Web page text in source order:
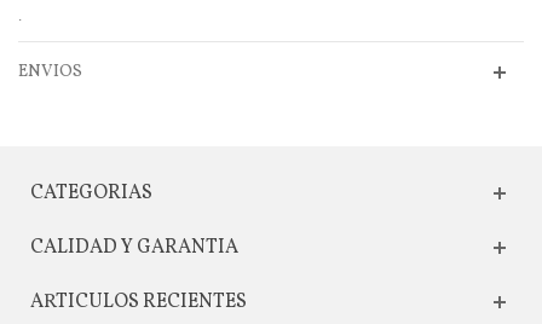
.
ENVIOS
CATEGORIAS
CALIDAD Y GARANTIA
ARTICULOS RECIENTES